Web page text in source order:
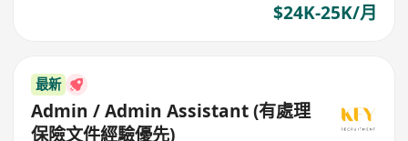
$24K-25K/月
最新
Admin / Admin Assistant (有處理
保險文件經驗優先)